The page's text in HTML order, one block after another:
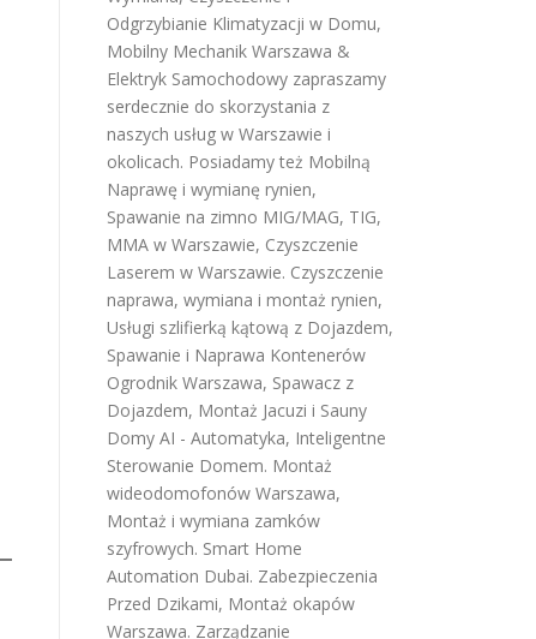
Odgrzybianie Klimatyzacji w Domu,
Mobilny Mechanik Warszawa &
Elektryk Samochodowy zapraszamy
serdecznie do skorzystania z
naszych usług w Warszawie i
okolicach. Posiadamy też Mobilną
Naprawę i wymianę rynien,
Spawanie na zimno MIG/MAG, TIG,
MMA w Warszawie, Czyszczenie
Laserem w Warszawie. Czyszczenie
naprawa, wymiana i montaż rynien,
Usługi szlifierką kątową z Dojazdem,
Spawanie i Naprawa Kontenerów
Ogrodnik Warszawa, Spawacz z
Dojazdem, Montaż Jacuzi i Sauny
Domy AI - Automatyka, Inteligentne
Sterowanie Domem. Montaż
wideodomofonów Warszawa,
Montaż i wymiana zamków
szyfrowych. Smart Home
Automation Dubai. Zabezpieczenia
Przed Dzikami, Montaż okapów
Warszawa. Zarządzanie